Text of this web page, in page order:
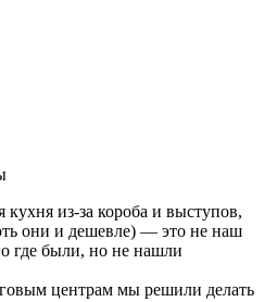
кухня из-за короба и выступов,
они и дешевле) — это не наш
где были, но не нашли
центрам мы решили делать